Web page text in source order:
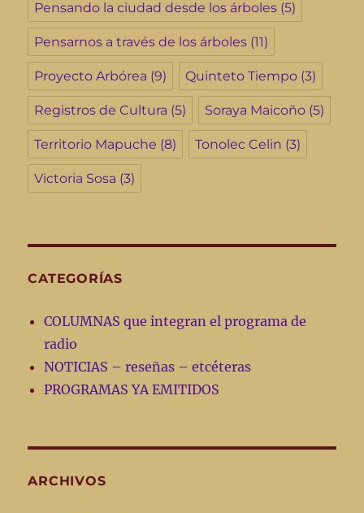
Pensando la ciudad desde los árboles (5)
Pensarnos a través de los árboles (11)
Proyecto Arbórea (9) Quinteto Tiempo (3)
Registros de Cultura (5) Soraya Maicoño (5)
Territorio Mapuche (8) Tonolec Celin (3)
Victoria Sosa (3)
CATEGORÍAS
COLUMNAS que integran el programa de
radio
NOTICIAS – reseñas – etcéteras
PROGRAMAS YA EMITIDOS
ARCHIVOS